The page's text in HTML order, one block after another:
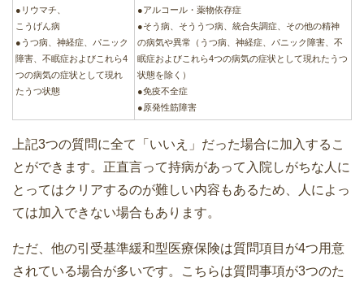
●リウマチ、
こうげん病
●うつ病、神経症、パニック
障害、不眠症およびこれら4
つの病気の症状として現れ
たうつ状態
●アルコール・薬物依存症
●そう病、そううつ病、統合失調症、その他の精神
の病気や異常（うつ病、神経症、パニック障害、不
眠症およびこれら4つの病気の症状として現れたうつ
状態を除く）
●免疫不全症
●原発性筋障害
上記3つの質問に全て「いいえ」だった場合に加入するこ
とができます。正直言って持病があって入院しがちな人に
とってはクリアするのが難しい内容もあるため、人によっ
ては加入できない場合もあります。
ただ、他の引受基準緩和型医療保険は質問項目が4つ用意
されている場合が多いです。こちらは質問事項が3つのた